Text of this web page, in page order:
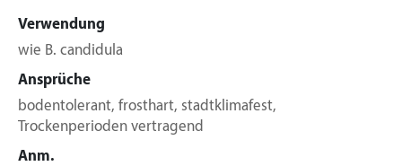
Verwendung
wie B. candidula
Ansprüche
bodentolerant, frosthart, stadtklimafest,
Trockenperioden vertragend
Anm.